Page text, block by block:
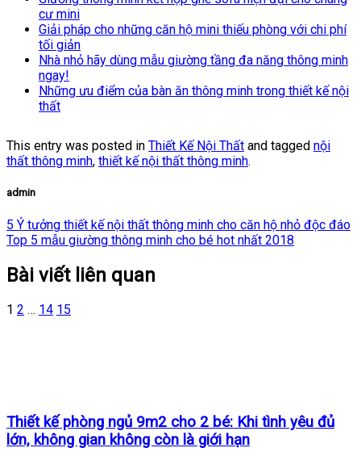
cư mini
Giải pháp cho những căn hộ mini thiếu phòng với chi phí
tối giản
Nhà nhỏ hãy dùng mẫu giường tầng đa năng thông minh
ngay!
Những ưu điểm của bàn ăn thông minh trong thiết kế nội
thất
This entry was posted in Thiết Kế Nội Thất and tagged nội
thất thông minh, thiết kế nội thất thông minh.
admin
5 Ý tưởng thiết kế nội thất thông minh cho căn hộ nhỏ độc đáo
Top 5 mẫu giường thông minh cho bé hot nhất 2018
Bài viết liên quan
1 2 … 14 15
Thiết kế phòng ngủ 9m2 cho 2 bé: Khi tình yêu đủ
lớn, không gian không còn là giới hạn